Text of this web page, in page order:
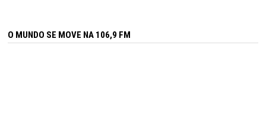
O MUNDO SE MOVE NA 106,9 FM